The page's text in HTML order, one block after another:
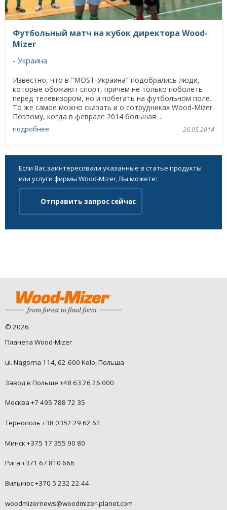
Футбольный матч на кубок директора Wood-
Mizer
Украина
Известно, что в "MOST-Украина" подобрались люди,
которые обожают спорт, причем не только поболеть
перед телевизором, но и побегать на футбольном поле.
То же самое можно сказать и о сотрудниках Wood-Mizer.
Поэтому, когда в феврале 2014 большая ...
подробнее 26.05.2014
Если Вас заинтересовали указанные в статье продукты
или услуги фирмы Wood-Mizer, Вы можете:
Отправить запрос сейчас
© 2026
Планета Wood-Mizer
ul. Nagorna 114, 62-600 Kolo, Польша
Завод в Польше +48 63 26 26 000
Москва +7 495 788 72 35
Тернополь +38 0352 29 62 62
Минск +375 17 355 90 80
Рига +371 67 810 666
Вильнюс +370 5 232 22 44
woodmizernews@woodmizer-planet.com